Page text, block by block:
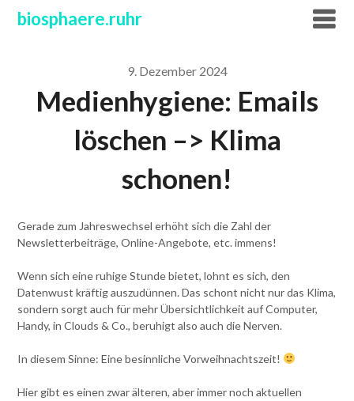
Skipbiosphaere.ruhr
9. Dezember 2024
Medienhygiene: Emails
löschen –> Klima
schonen!
Gerade zum Jahreswechsel erhöht sich die Zahl der
Newsletterbeiträge, Online-Angebote, etc. immens!
Wenn sich eine ruhige Stunde bietet, lohnt es sich, den
Datenwust kräftig auszudünnen. Das schont nicht nur das Klima,
sondern sorgt auch für mehr Übersichtlichkeit auf Computer,
Handy, in Clouds & Co., beruhigt also auch die Nerven.
In diesem Sinne: Eine besinnliche Vorweihnachtszeit!
Hier gibt es einen zwar älteren, aber immer noch aktuellen